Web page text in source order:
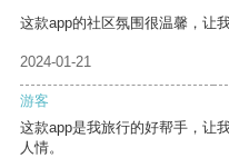
这款app的社区氛围很温馨，让
2024-01-21
游客
这款app是我旅行的好帮手，让
人情。